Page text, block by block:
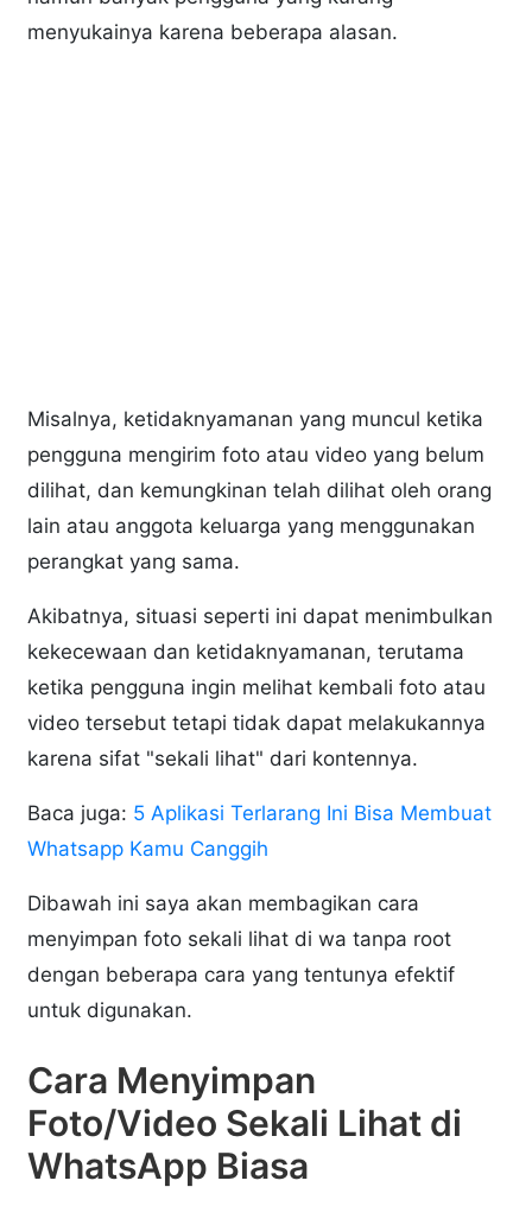
menyukainya karena beberapa alasan.
Misalnya, ketidaknyamanan yang muncul ketika
pengguna mengirim foto atau video yang belum
dilihat, dan kemungkinan telah dilihat oleh orang
lain atau anggota keluarga yang menggunakan
perangkat yang sama.
Akibatnya, situasi seperti ini dapat menimbulkan
kekecewaan dan ketidaknyamanan, terutama
ketika pengguna ingin melihat kembali foto atau
video tersebut tetapi tidak dapat melakukannya
karena sifat "sekali lihat" dari kontennya.
Baca juga: 5 Aplikasi Terlarang Ini Bisa Membuat
Whatsapp Kamu Canggih
Dibawah ini saya akan membagikan cara
menyimpan foto sekali lihat di wa tanpa root
dengan beberapa cara yang tentunya efektif
untuk digunakan.
Cara Menyimpan
Foto/Video Sekali Lihat di
WhatsApp Biasa